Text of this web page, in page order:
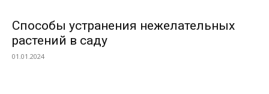
Способы устранения нежелательных
растений в саду
01.01.2024